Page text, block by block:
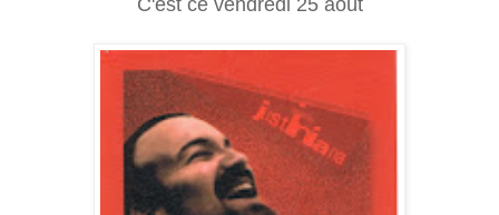
C'est ce vendredi 25 août